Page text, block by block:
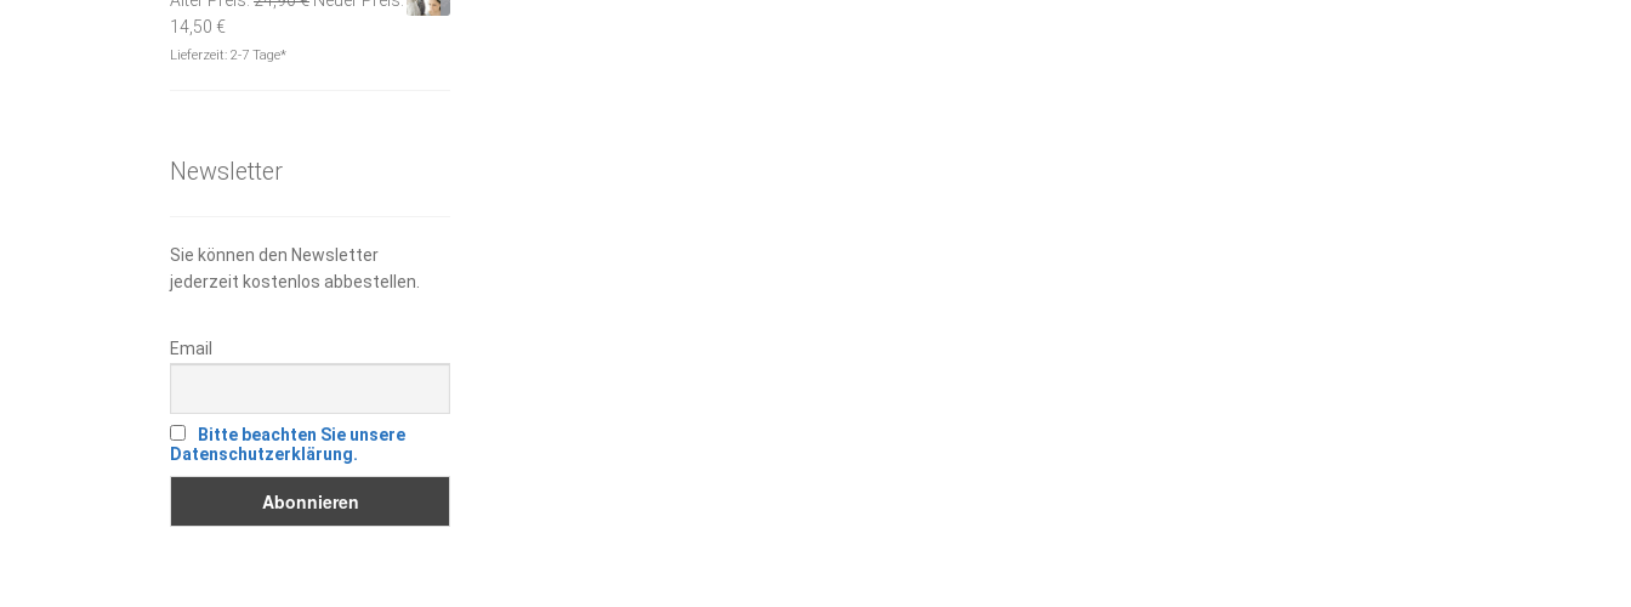
14,50 €Aktueller
Preis
Lieferzeit:2-7 Tage*
Newsletter
Sie können den Newsletter
jederzeit kostenlos abbestellen.
Email
Bitte beachten Sie unsere
Datenschutzerklärung.